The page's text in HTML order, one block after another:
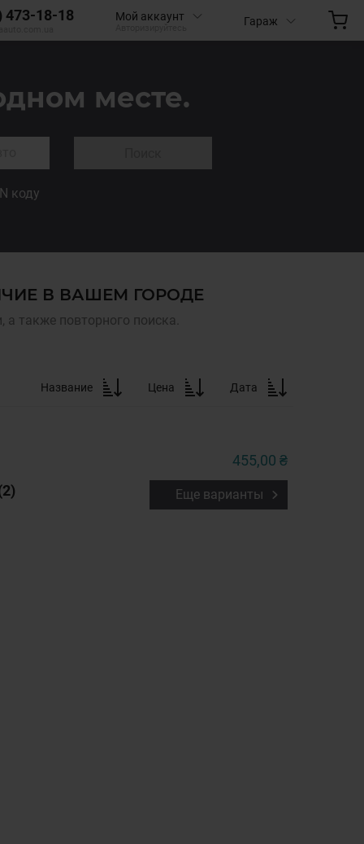
473-18-18 Мой аккаунт Гараж
месте.
коду
В ВАШЕМ ГОРОДЕ
также повторного поиска.
Название Цена Дата
455,00 ₴
Еще варианты